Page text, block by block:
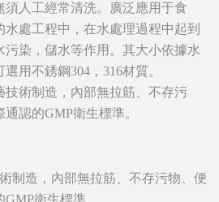
須人工經常清洗。廣泛應用于食
處工程中，在水處理過程中起到
染，儲水等作用。其大小依據水
用不銹鋼304，316材質。
技術制造，內部無拉筋、不存污
認的GMP衛生標準。
制造，內部無拉筋、不存污物、便
衛生標準。